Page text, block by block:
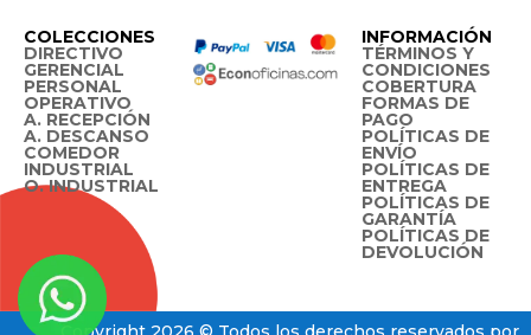
COLECCIONES
DIRECTIVO
GERENCIAL
PERSONAL
OPERATIVO
A. RECEPCIÓN
A. DESCANSO
COMEDOR
INDUSTRIAL
O. INDUSTRIAL
INFORMACIÓN
TÉRMINOS Y
CONDICIONES
COBERTURA
FORMAS DE
PAGO
POLÍTICAS DE
ENVÍO
POLÍTICAS DE
ENTREGA
POLÍTICAS DE
GARANTÍA
POLÍTICAS DE
DEVOLUCIÓN